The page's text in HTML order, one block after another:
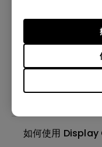
如何從BenQ
如何從BenQ
Display Quickit
如何使用 Display